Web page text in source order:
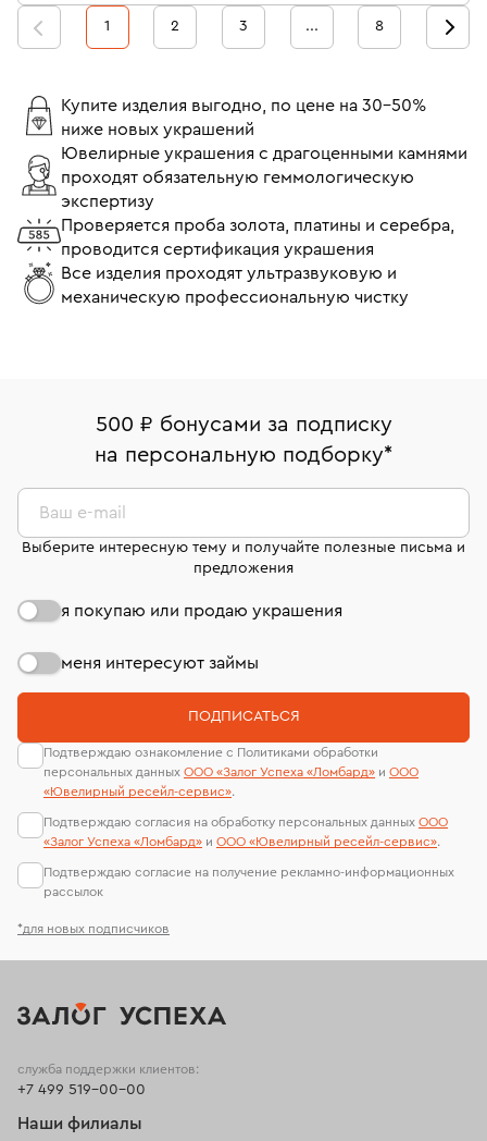
1 2 3 ... 8
Купите изделия выгодно, по цене на 30-50%
ниже новых украшений
Ювелирные украшения с драгоценными камнями
проходят обязательную геммологическую
экспертизу
Проверяется проба золота, платины и серебра,
проводится сертификация украшения
Все изделия проходят ультразвуковую и
механическую профессиональную чистку
500 ₽ бонусами за подписку
на персональную подборку*
*для новых подписчиков
Ваш e-mail
Выберите интересную тему и получайте полезные письма и
предложения
я покупаю или продаю украшения
меня интересуют займы
ПОДПИСАТЬСЯ
Подтверждаю ознакомление с Политиками обработки
персональных данных ООО «Залог Успеха «Ломбард» и ООО
«Ювелирный ресейл-сервиc».
Подтверждаю согласия на обработку персональных данных ООО
«Залог Успеха «Ломбард» и ООО «Ювелирный ресейл-сервиc».
Подтверждаю согласие на получение рекламно-информационных
рассылок
служба поддержки клиентов:
+7 499 519-00-00
Наши филиалы